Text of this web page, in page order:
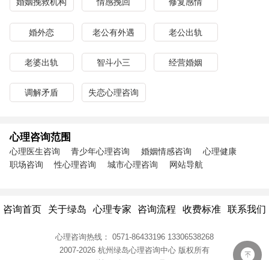
婚姻挽救机构 情感挽回 修复感情
婚外恋 老公有外遇 老公出轨
老婆出轨 智斗小三 经营婚姻
调解矛盾 失恋心理咨询
心理咨询范围
心理医生咨询 青少年心理咨询 婚姻情感咨询
心理健康
职场咨询
性心理咨询 城市心理咨询 网站导航
咨询首页 关于绿岛 心理专家 咨询流程 收费标准 联系我们
心理咨询热线： 0571-86433196 13306538268
2007-2026 杭州绿岛心理咨询中心 版权所有